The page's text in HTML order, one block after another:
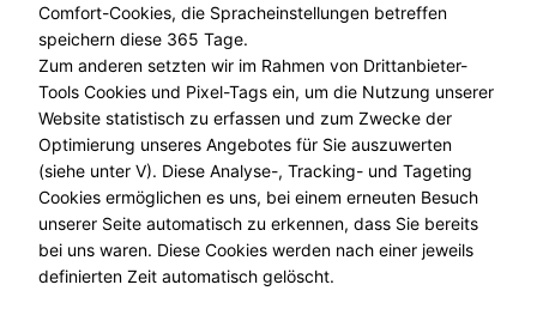
Comfort-Cookies, die Spracheinstellungen betreffen
speichern diese 365 Tage.
Zum anderen setzten wir im Rahmen von Drittanbieter-
Tools Cookies und Pixel-Tags ein, um die Nutzung unserer
Website statistisch zu erfassen und zum Zwecke der
Optimierung unseres Angebotes für Sie auszuwerten
(siehe unter V). Diese Analyse-, Tracking- und Tageting
Cookies ermöglichen es uns, bei einem erneuten Besuch
unserer Seite automatisch zu erkennen, dass Sie bereits
bei uns waren. Diese Cookies werden nach einer jeweils
definierten Zeit automatisch gelöscht.